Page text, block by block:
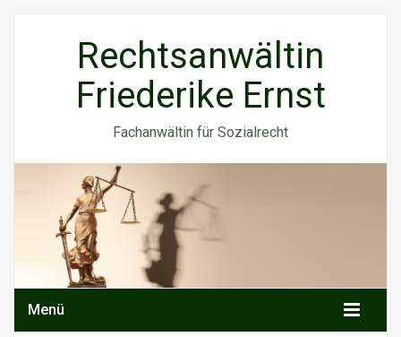
Rechtsanwältin
Friederike Ernst
Fachanwältin für Sozialrecht
Menü